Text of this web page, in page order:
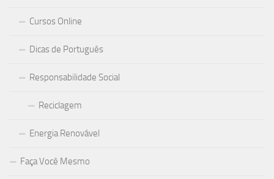
Cursos Online
Dicas de Português
Responsabilidade Social
Reciclagem
Energia Renovável
Faça Você Mesmo